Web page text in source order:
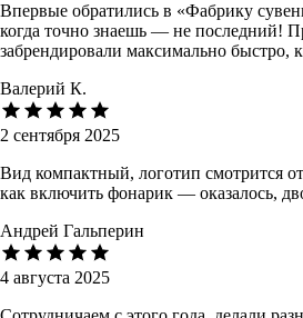
Впервые обратились в «Фабрику
когда точно знаешь — не последний!
забрендировали максимально быстро,
Валерий К.
2 сентября 2025
Вид компактный, логотип смотрится
как включить фонарик — оказалось,
Андрей Гальперин
4 августа 2025